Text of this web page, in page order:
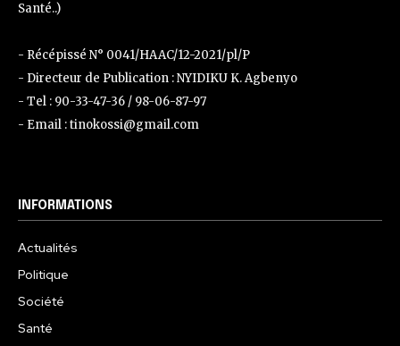
Santé..)
- Récépissé N° 0041/HAAC/12-2021/pl/P
- Directeur de Publication : NYIDIKU K. Agbenyo
- Tel : 90-33-47-36 / 98-06-87-97
- Email : tinokossi@gmail.com
INFORMATIONS
Actualités
Politique
Société
Santé